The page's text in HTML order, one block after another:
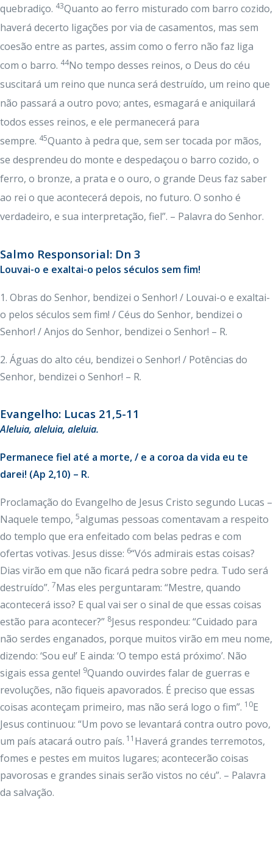
quebradiço. 43Quanto ao ferro misturado com barro cozido,
haverá decerto ligações por via de casamentos, mas sem
coesão entre as partes, assim como o ferro não faz liga
com o barro. 44No tempo desses reinos, o Deus do céu
suscitará um reino que nunca será destruído, um reino que
não passará a outro povo; antes, esmagará e aniquilará
todos esses reinos, e ele permanecerá para
sempre. 45Quanto à pedra que, sem ser tocada por mãos,
se desprendeu do monte e despedaçou o barro cozido, o
ferro, o bronze, a prata e o ouro, o grande Deus faz saber
ao rei o que acontecerá depois, no futuro. O sonho é
verdadeiro, e sua interpretação, fiel”. – Palavra do Senhor.
Salmo Responsorial: Dn 3
Louvai-o e exaltai-o pelos séculos sem fim!
1. Obras do Senhor, bendizei o Senhor! / Louvai-o e exaltai-
o pelos séculos sem fim! / Céus do Senhor, bendizei o
Senhor! / Anjos do Senhor, bendizei o Senhor! – R.
2. Águas do alto céu, bendizei o Senhor! / Potências do
Senhor, bendizei o Senhor! – R.
Evangelho: Lucas 21,5-11
Aleluia, aleluia, aleluia.
Permanece fiel até a morte, / e a coroa da vida eu te
darei! (Ap 2,10) – R.
Proclamação do Evangelho de Jesus Cristo segundo Lucas –
Naquele tempo, 5algumas pessoas comentavam a respeito
do templo que era enfeitado com belas pedras e com
ofertas votivas. Jesus disse: 6“Vós admirais estas coisas?
Dias virão em que não ficará pedra sobre pedra. Tudo será
destruído”. 7Mas eles perguntaram: “Mestre, quando
acontecerá isso? E qual vai ser o sinal de que essas coisas
estão para acontecer?” 8Jesus respondeu: “Cuidado para
não serdes enganados, porque muitos virão em meu nome,
dizendo: ‘Sou eu!’ E ainda: ‘O tempo está próximo’. Não
sigais essa gente! 9Quando ouvirdes falar de guerras e
revoluções, não fiqueis apavorados. É preciso que essas
coisas aconteçam primeiro, mas não será logo o fim”. 10E
Jesus continuou: “Um povo se levantará contra outro povo,
um país atacará outro país. 11 Haverá grandes terremotos,
fomes e pestes em muitos lugares; acontecerão coisas
pavorosas e grandes sinais serão vistos no céu”. – Palavra
da salvação.